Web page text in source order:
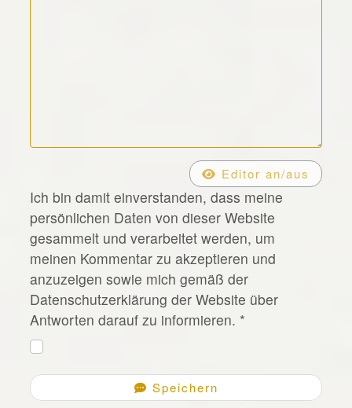
Editor an/aus
Ich bin damit einverstanden, dass meine
persönlichen Daten von dieser Website
gesammelt und verarbeitet werden, um
meinen Kommentar zu akzeptieren und
anzuzeigen sowie mich gemäß der
Datenschutzerklärung der Website über
Antworten darauf zu informieren. *
Speichern